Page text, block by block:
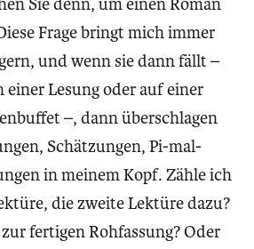
Frage bringt mich immer
und wenn sie dann fällt –
einer Lesung oder auf einer
–, dann überschlagen
Schätzungen, Pi-mal-
in meinem Kopf. Zähle ich
die zweite Lektüre dazu?
fertigen Roh­fassung? Oder